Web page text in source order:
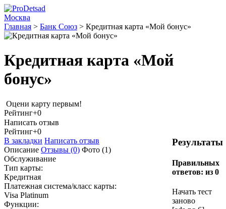
Москва
Главная > Банк Союз > Кредитная карта «Мой бонус»
Кредитная карта «Мой
бонус»
Оцени карту первым!
Рейтинг+0
Написать отзыв
Результаты
Правильных
ответов: из 0
Начать тест
заново
Рейтинг+0
В закладки Написать отзыв
Описание Отзывы (0) Фото (1)
Обслуживание
Тип карты:
Кредитная
Платежная система/класс карты:
Visa Platinum
Функции: